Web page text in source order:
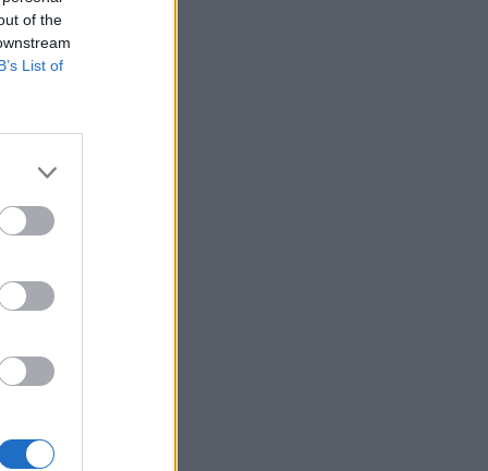
of the
List of